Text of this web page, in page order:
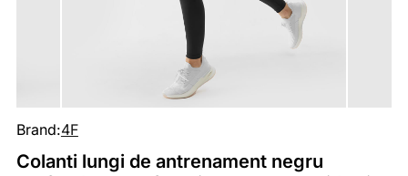
Brand:4F
Colanti lungi de antrenament negru